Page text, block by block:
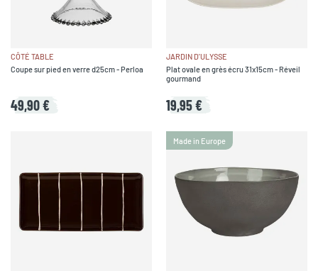
CÔTÉ TABLE
Coupe sur pied en verre d25cm - Perloa
49,90 €
JARDIN D'ULYSSE
Plat ovale en grès écru 31x15cm - Réveil
gourmand
19,95 €
Made in Europe